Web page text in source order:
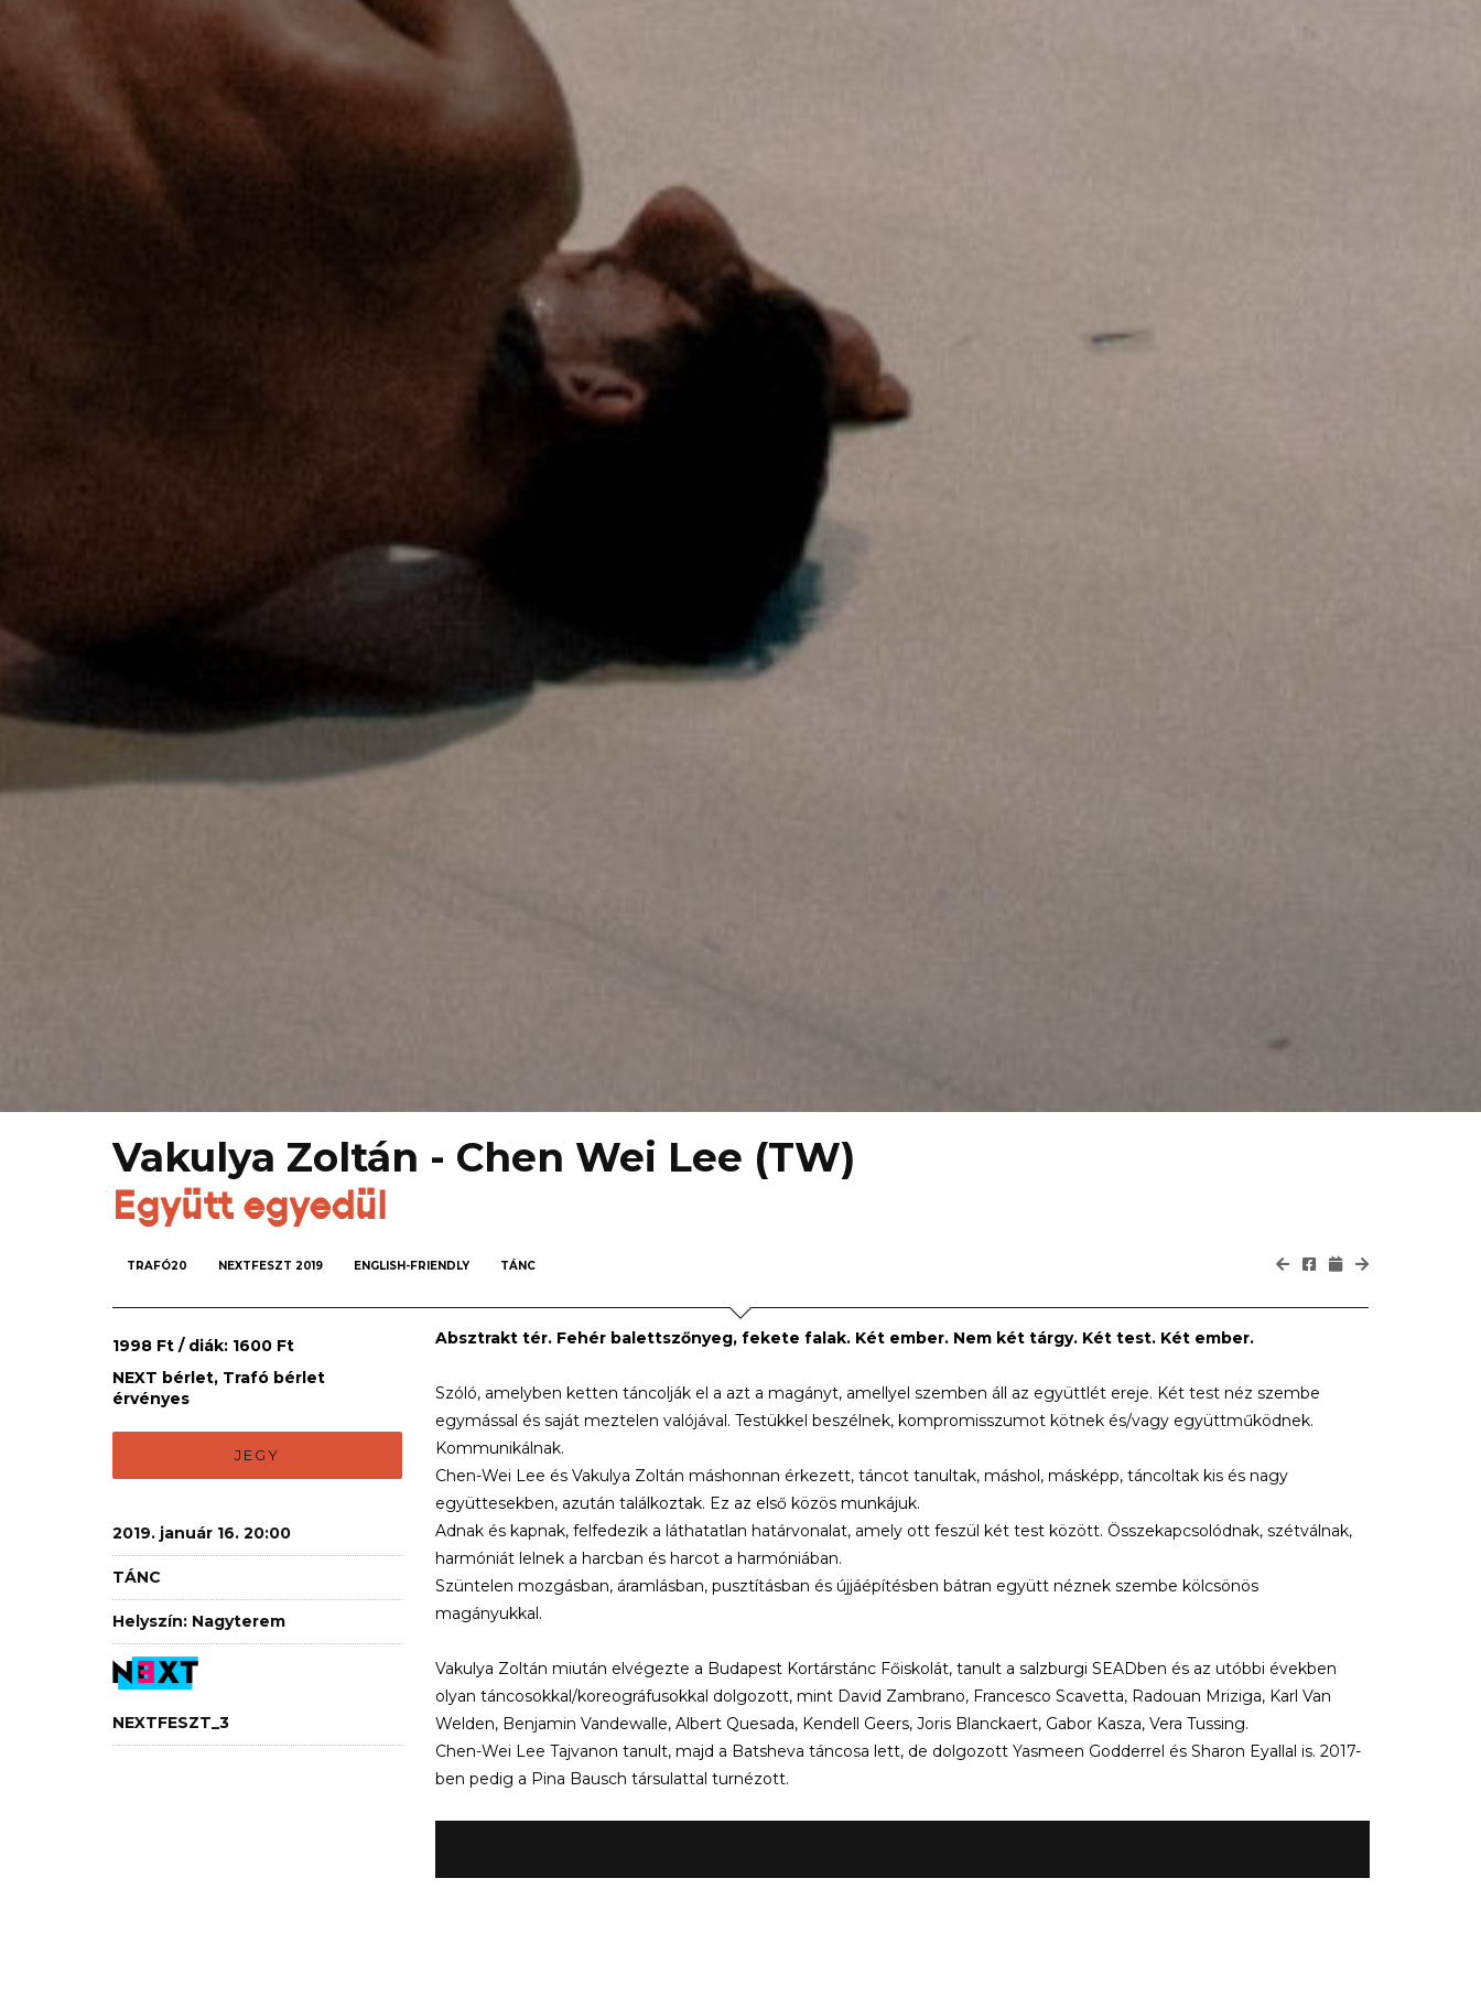
Vakulya Zoltán - Chen Wei Lee (TW)
Együtt egyedül
TRAFÓ20 NEXTFESZT 2019 ENGLISH-FRIENDLY TÁNC
1998 Ft / diák: 1600 Ft
NEXT bérlet, Trafó bérlet
érvényes
JEGY
2019. január 16. 20:00
TÁNC
Helyszín: Nagyterem
NEXTFESZT_3
Absztrakt tér. Fehér balettszőnyeg, fekete falak. Két ember. Nem két tárgy. Két test. Két ember.
Szóló, amelyben ketten táncolják el a azt a magányt, amellyel szemben áll az együttlét ereje. Két test néz szembe
egymással és saját meztelen valójával. Testükkel beszélnek, kompromisszumot kötnek és/vagy együttműködnek.
Kommunikálnak.
Chen-Wei Lee és Vakulya Zoltán máshonnan érkezett, táncot tanultak, máshol, másképp, táncoltak kis és nagy
együttesekben, azután találkoztak. Ez az első közös munkájuk.
Adnak és kapnak, felfedezik a láthatatlan határvonalat, amely ott feszül két test között. Összekapcsolódnak, szétválnak,
harmóniát lelnek a harcban és harcot a harmóniában.
Szüntelen mozgásban, áramlásban, pusztításban és újjáépítésben bátran együtt néznek szembe kölcsönös
magányukkal.
Vakulya Zoltán miután elvégezte a Budapest Kortárstánc Főiskolát, tanult a salzburgi SEADben és az utóbbi években
olyan táncosokkal/koreográfusokkal dolgozott, mint David Zambrano, Francesco Scavetta, Radouan Mriziga, Karl Van
Welden, Benjamin Vandewalle, Albert Quesada, Kendell Geers, Joris Blanckaert, Gabor Kasza, Vera Tussing.
Chen-Wei Lee Tajvanon tanult, majd a Batsheva táncosa lett, de dolgozott Yasmeen Godderrel és Sharon Eyallal is. 2017-
ben pedig a Pina Bausch társulattal turnézott.